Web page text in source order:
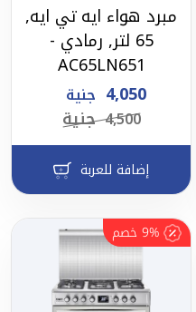
مبرد هواء ايه تي ايه,
65 لتر, رمادي -
AC65LN651
4,050 جنية
4,500 جنية
إضافة للعربة
9% خصم